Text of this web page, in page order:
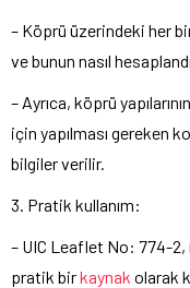
– Köprü üzerindeki her
ve bunun nasıl
– Ayrıca, köprü
için yapılması gereken
bilgiler verilir.
3. Pratik kullanım:
– UIC Leaflet No: 774-
pratik birkaynak olarak